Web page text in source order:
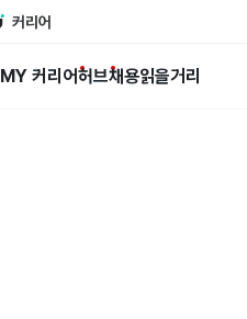
커리어
MY 커리어허브채용읽을거리